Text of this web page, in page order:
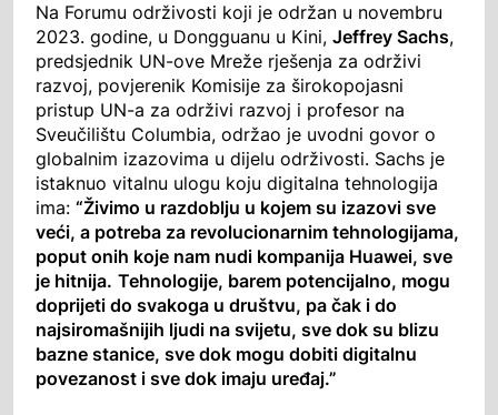
Na Forumu održivosti koji je održan u novembru
2023. godine, u Dongguanu u Kini, Jeffrey Sachs,
predsjednik UN-ove Mreže rješenja za održivi
razvoj, povjerenik Komisije za širokopojasni
pristup UN-a za održivi razvoj i profesor na
Sveučilištu Columbia, održao je uvodni govor o
globalnim izazovima u dijelu održivosti. Sachs je
istaknuo vitalnu ulogu koju digitalna tehnologija
ima: “Živimo u razdoblju u kojem su izazovi sve
veći, a potreba za revolucionarnim tehnologijama,
poput onih koje nam nudi kompanija Huawei, sve
je hitnija. Tehnologije, barem potencijalno, mogu
doprijeti do svakoga u društvu, pa čak i do
najsiromašnijih ljudi na svijetu, sve dok su blizu
bazne stanice, sve dok mogu dobiti digitalnu
povezanost i sve dok imaju uređaj.”